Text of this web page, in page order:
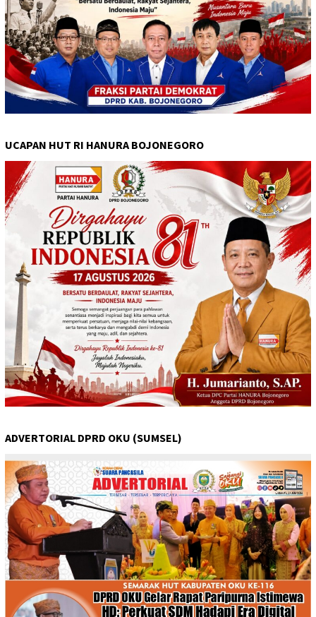
UCAPAN HUT RI HANURA BOJONEGORO
ADVERTORIAL DPRD OKU (SUMSEL)